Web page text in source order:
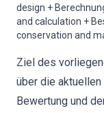
design +
and calculation +
conservation and
Ziel des
über die
Bewertung und